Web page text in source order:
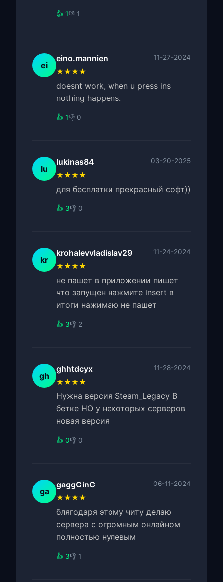
👍 1👎 1
ei
eino.mannien 11-27-2024
★★★★
doesnt work, when u press ins
nothing happens.
👍 1👎 0
lu
lukinas84 03-20-2025
★★★★
для бесплатки прекрасный софт))
👍 3👎 0
kr
krohalevvladislav29 11-24-2024
★★★★
не пашет в приложении пишет
что запущен нажмите insert в
итоги нажимаю не пашет
👍 3👎 2
gh
ghhtdcyx 11-28-2024
★★★★
Нужна версия Steam_Legacy В
бетке НО у некоторых серверов
новая версия
👍 0👎 0
ga
gaggGinG 06-11-2024
★★★★
блягодаря этому читу делаю
сервера с огромным онлайном
полностью нулевым
👍 3👎 1